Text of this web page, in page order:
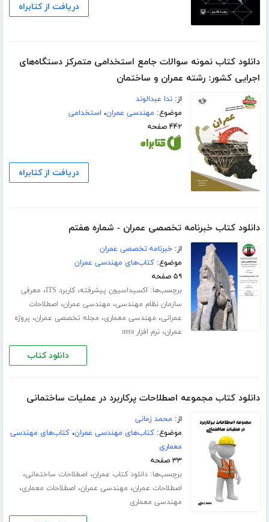
دریافت از کتابراه
دانلود کتاب نمونه سوالات جامع استخدامی متمرکز دستگاه‌های
اجرایی کشور: رشته عمران و ساختمان
از:ندا عبدالوند
موضوع: مهندسی عمران، استخدامی
۴۴۲ صفحه
دریافت از کتابراه
دانلود کتاب خبرنامه تخصصی عمران - شماره هفتم
از:خبرنامه تخصصی عمران
موضوع:کتاب‌های مهندسی عمران
۵۹ صفحه
برچسب‌ها: اکسیداسیون پیشرفته،کاربرد ITS ، معرفی
سازمان نظام مهندسی، مهندسی عمران، اصطلاحات
عمرانی، مهندسی معماری، مجله تخصصی عمران، پروژه
عمران،نرم افزار nera
دانلود کتاب
دانلود کتاب مجموعه اصطلاحات پرکاربرد در عملیات ساختمانی
از: محمد زمانی
موضوع:کتاب‌های مهندسی عمران،کتاب‌های مهندسی
معماری
۳۳ صفحه
برچسب‌ها:دانلود کتاب عمران، اصطلاحات ساختمانی،
اصطلاحات عمران، مهندسی عمران، اصطلاحات معماری،
مهندسی معماری